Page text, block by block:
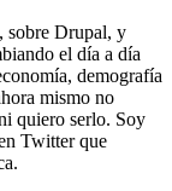
sobre Drupal, y
el día a día
demografía
mismo no
quiero serlo. Soy
Twitter que